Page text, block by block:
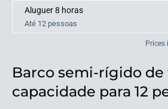
Aluguer 8 horas
Até 12 pessoas
Prices
Barco semi-rígido de
capacidade para 12